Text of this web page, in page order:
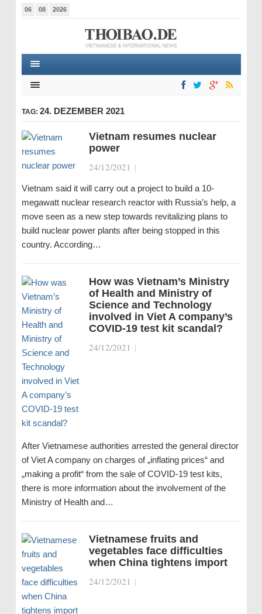
06 08 2026
TAG: 24. DEZEMBER 2021
Vietnam resumes nuclear
power
24/12/2021 |
Vietnam said it will carry out a project to build a 10-
megawatt nuclear research reactor with Russia’s help, a
move seen as a new step towards revitalizing plans to
build nuclear power plants after being stopped in this
country. According…
How was Vietnam’s Ministry
of Health and Ministry of
Science and Technology
involved in Viet A company’s
COVID-19 test kit scandal?
24/12/2021 |
After Vietnamese authorities arrested the general director
of Viet A company on charges of „inflating prices“ and
„making a profit“ from the sale of COVID-19 test kits,
there is more information about the involvement of the
Ministry of Health and…
Vietnamese fruits and
vegetables face difficulties
when China tightens import
24/12/2021 |